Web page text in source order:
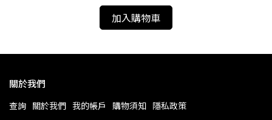
加入購物車
關於我們
查詢 關於我們 我的帳戶 購物須知 隱私政策